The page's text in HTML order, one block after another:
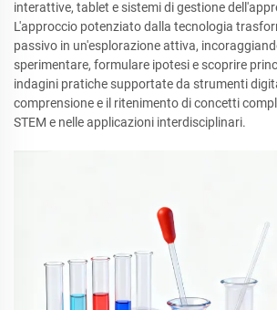
interattive, tablet e sistemi di gestione
L'approccio potenziato dalla tecnologia
passivo in un'esplorazione attiva,
sperimentare, formulare ipotesi e scoprire
indagini pratiche supportate da strumenti
comprensione e il ritenimento di concetti
STEM e nelle applicazioni interdisciplinari.